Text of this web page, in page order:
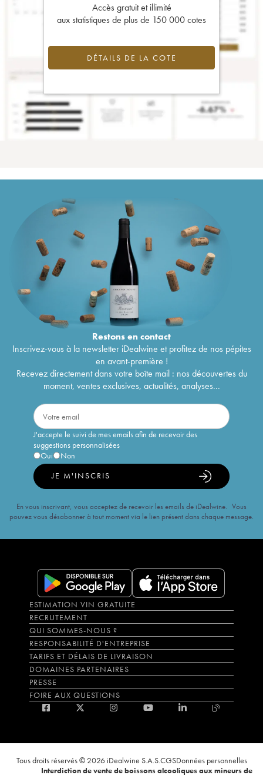
Accès gratuit et illimité
aux statistiques de plus de 150 000 cotes
DÉTAILS DE LA COTE
Restons encontact
Inscrivez-vous à la newsletter iDealwine et profitez de nos pépites
en avant-première !
Recevez directement dans votre boîte mail : nos découvertes du
moment, ventes exclusives, actualités, analyses...
J'accepte le suivi de mes emails afin de recevoir des
suggestions personnalisées
Oui
Non
JE M'INSCRIS
En vous inscrivant, vous acceptez de recevoir les emails de iDealwine. Vous
pouvez vous désabonner à tout moment via le lien présent dans chaque message.
ESTIMATION VIN GRATUITE
RECRUTEMENT
QUI SOMMES-NOUS ?
RESPONSABILITÉ D'ENTREPRISE
TARIFS ET DÉLAIS DE LIVRAISON
DOMAINES PARTENAIRES
PRESSE
FOIRE AUX QUESTIONS
Tous droits réservés © 2026 iDealwine S.A.S.CGSDonnées personnelles
Interdiction de vente de boissons alcooliques aux mineurs de